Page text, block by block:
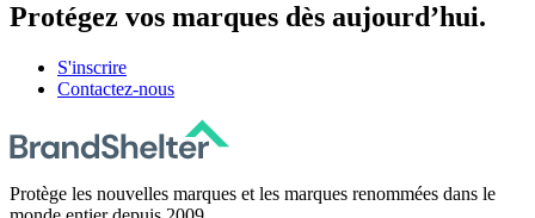
Protégez vos marques dès aujourd’hui.
S'inscrire
Contactez-nous
Protège les nouvelles marques et les marques renommées dans le